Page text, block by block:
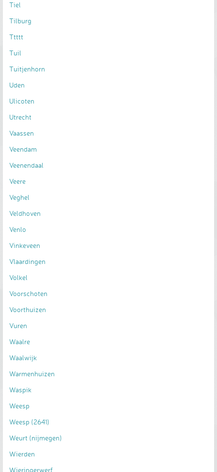
Tiel
Tilburg
Ttttt
Tuil
Tuitjenhorn
Uden
Ulicoten
Utrecht
Vaassen
Veendam
Veenendaal
Veere
Veghel
Veldhoven
Venlo
Vinkeveen
Vlaardingen
Volkel
Voorschoten
Voorthuizen
Vuren
Waalre
Waalwijk
Warmenhuizen
Waspik
Weesp
Weesp (2641)
Weurt (nijmegen)
Wierden
Wieringerwerf